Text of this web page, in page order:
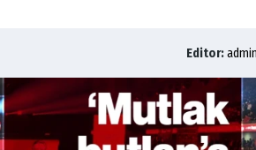
Editor:admin